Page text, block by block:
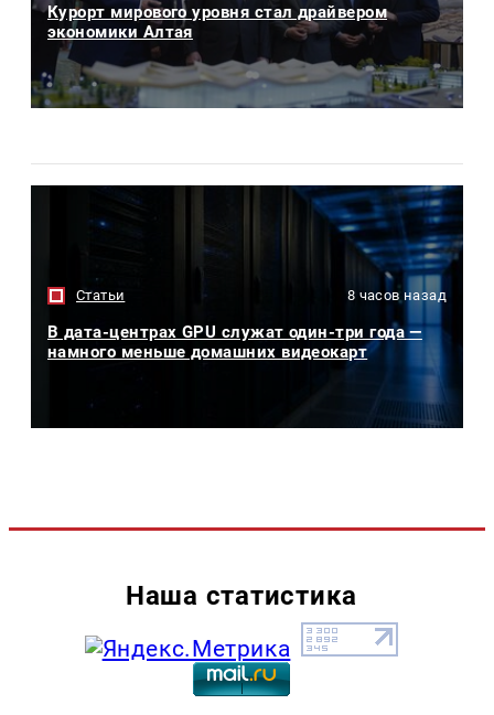
Курорт мирового уровня стал драйвером
экономики Алтая
Статьи 8 часов назад
В дата-центрах GPU служат один-три года —
намного меньше домашних видеокарт
Наша статистика